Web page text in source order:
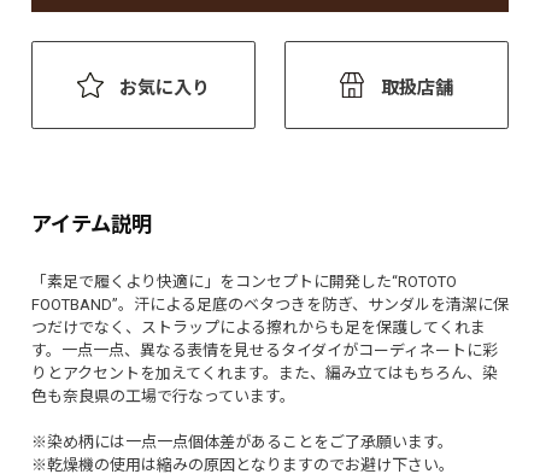
お気に入り 取扱店舗
アイテム説明
「素足で履くより快適に」をコンセプトに開発した“ROTOTO
FOOTBAND”。汗による足底のベタつきを防ぎ、サンダルを清潔に保
つだけでなく、ストラップによる擦れからも足を保護してくれま
す。一点一点、異なる表情を見せるタイダイがコーディネートに彩
りとアクセントを加えてくれます。また、編み立てはもちろん、染
色も奈良県の工場で行なっています。
※染め柄には一点一点個体差があることをご了承願います。
※乾燥機の使用は縮みの原因となりますのでお避け下さい。